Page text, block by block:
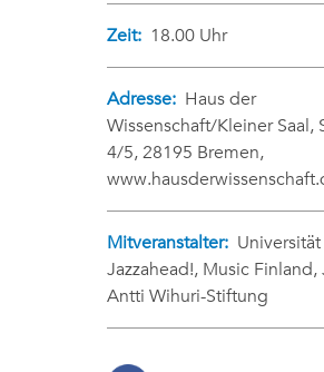
Zeit: 18.00 Uhr
Adresse: Haus der
Wissenschaft/Kleiner Saal,
4/5, 28195 Bremen,
Mitveranstalter:
Jazzahead!, Music
Antti Wihuri-Stiftung